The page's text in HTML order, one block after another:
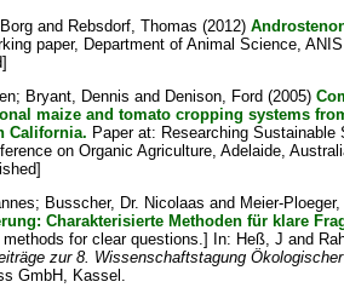
and Rebsdorf, Thomas (2012)
paper, Department of Animal Science,
; Bryant, Dennis and Denison, Ford (2005)
maize and tomato cropping systems
California. Paper at: Researching
on Organic Agriculture, Adelaide,
; Busscher, Dr. Nicolaas and Meier-
Charakterisierte Methoden für klare
methods for clear questions.] In: Heß, J and
zur 8. Wissenschaftstagung
GmbH, Kassel.